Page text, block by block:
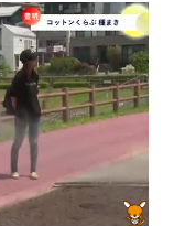
メールアドレ
の新規登
方は引き続き